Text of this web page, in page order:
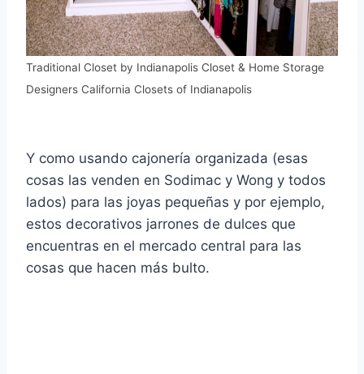
Traditional Closet by Indianapolis Closet & Home Storage
Designers California Closets of Indianapolis
Y como usando cajonería organizada (esas
cosas las venden en Sodimac y Wong y todos
lados) para las joyas pequeñas y por ejemplo,
estos decorativos jarrones de dulces que
encuentras en el mercado central para las
cosas que hacen más bulto.